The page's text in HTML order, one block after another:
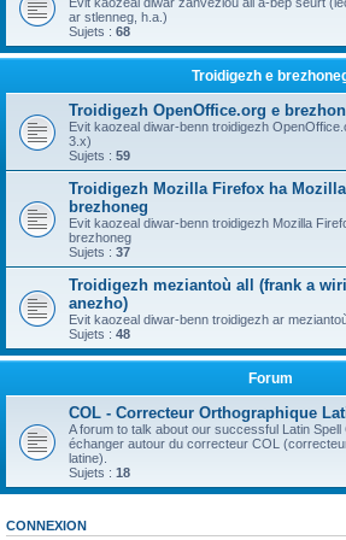
ar stlenneg, h.a.)
Sujets : 68
Troidigezh e
Troidigezh OpenOffice.org e
Evit kaozeal diwar-benn troidigezh
3.x)
Sujets : 59
Troidigezh Mozilla Firefox ha
brezhoneg
Evit kaozeal diwar-benn troidigezh Mozilla
brezhoneg
Sujets : 37
Troidigezh meziantoù all (frank a
anezho)
Evit kaozeal diwar-benn troidigezh ar
Sujets : 48
Forum
COL - Correcteur Orthographique
A forum to talk about our successful Latin
échanger autour du correcteur COL
latine).
Sujets : 18
CONNEXION